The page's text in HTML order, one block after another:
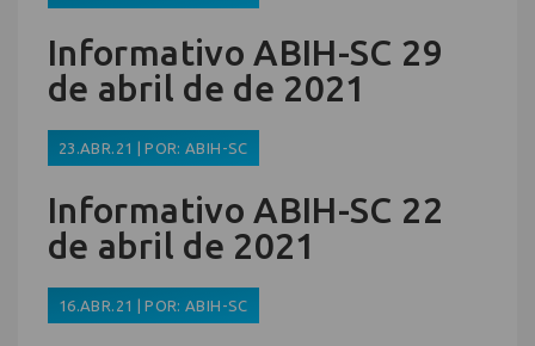
Informativo ABIH-SC 29
de abril de de 2021
23.ABR.21 | POR: ABIH-SC
Informativo ABIH-SC 22
de abril de 2021
16.ABR.21 | POR: ABIH-SC